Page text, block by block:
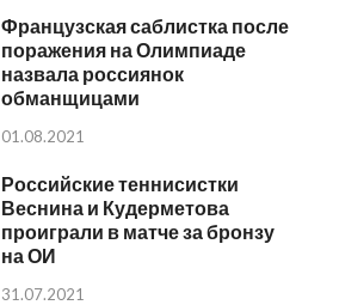
Французская саблистка после
поражения на Олимпиаде
назвала россиянок
обманщицами
01.08.2021
Российские теннисистки
Веснина и Кудерметова
проиграли в матче за бронзу
на ОИ
31.07.2021